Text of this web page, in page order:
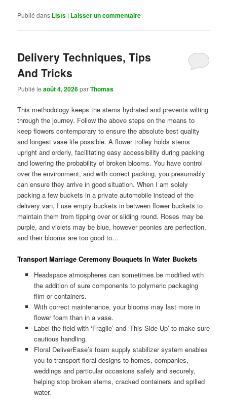
Publié dans Lists | Laisser un commentaire
Delivery Techniques, Tips
And Tricks
Publié leaoût 4, 2026parThomas
This methodology keeps the stems hydrated and prevents wilting
through the journey. Follow the above steps on the means to
keep flowers contemporary to ensure the absolute best quality
and longest vase life possible. A flower trolley holds stems
upright and orderly, facilitating easy accessibility during packing
and lowering the probability of broken blooms. You have control
over the environment, and with correct packing, you presumably
can ensure they arrive in good situation. When I am solely
packing a few buckets in a private automobile instead of the
delivery van, I use empty buckets in between flower buckets to
maintain them from tipping over or sliding round. Roses may be
purple, and violets may be blue, however peonies are perfection,
and their blooms are too good to…
Transport Marriage Ceremony Bouquets In Water Buckets
Headspace atmospheres can sometimes be modified with
the addition of sure components to polymeric packaging
film or containers.
With correct maintenance, your blooms may last more in
flower foam than in a vase.
Label the field with ‘Fragile’ and ‘This Side Up’ to make sure
cautious handling.
Floral DeliverEase’s foam supply stabilizer system enables
you to transport floral designs to homes, companies,
weddings and particular occasions safely and securely,
helping stop broken stems, cracked containers and spilled
water.